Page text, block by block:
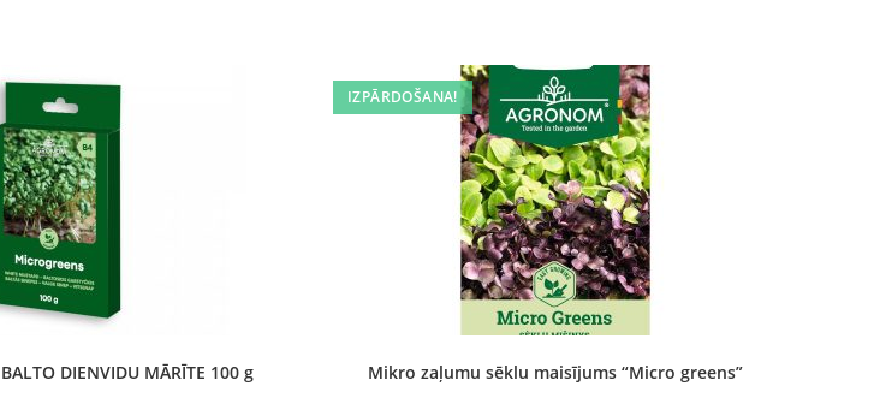
DIENVIDU MĀRĪTE 100 g
IZPĀRDOŠANA!
Mikro zaļumu sēklu maisījums “Micro greens”